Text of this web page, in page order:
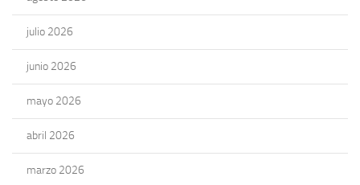
julio 2026
junio 2026
mayo 2026
abril 2026
marzo 2026